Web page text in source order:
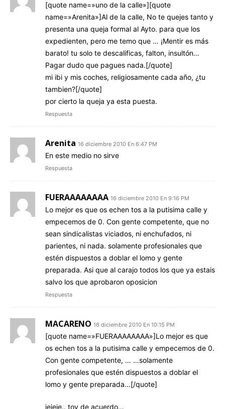
[quote name=»uno de la calle»][quote
name=»Arenita»]Al de la calle, No te quejes tanto y
presenta una queja formal al Ayto. para que los
expedienten, pero me temo que … ¡Mentir es más
barato! tu solo te descalificas, falton, insultón…
Pagar dudo que pagues nada.[/quote]
mi ibi y mis coches, religiosamente cada año, ¿tu
tambien?[/quote]
por cierto la queja ya esta puesta.
Respuesta
Arenita 16 diciembre 2010 En 6:47 PM
En este medio no sirve
Respuesta
FUERAAAAAAAA 16 diciembre 2010 En 9:16 PM
Lo mejor es que os echen tos a la putisima calle y
empecemos de 0. Con gente competente, que no
sean sindicalistas viciados, ni enchufados, ni
parientes, ni nada. solamente profesionales que
estén dispuestos a doblar el lomo y gente
preparada. Asi que al carajo todos los que ya estais
salvo los que aprobaron oposicion
Respuesta
MACARENO 16 diciembre 2010 En 10:15 PM
[quote name=»FUERAAAAAAAA»]Lo mejor es que
os echen tos a la putisima calle y empecemos de 0.
Con gente competente, … …solamente
profesionales que estén dispuestos a doblar el
lomo y gente preparada…[/quote]
jejeje.. toy de acuerdo…